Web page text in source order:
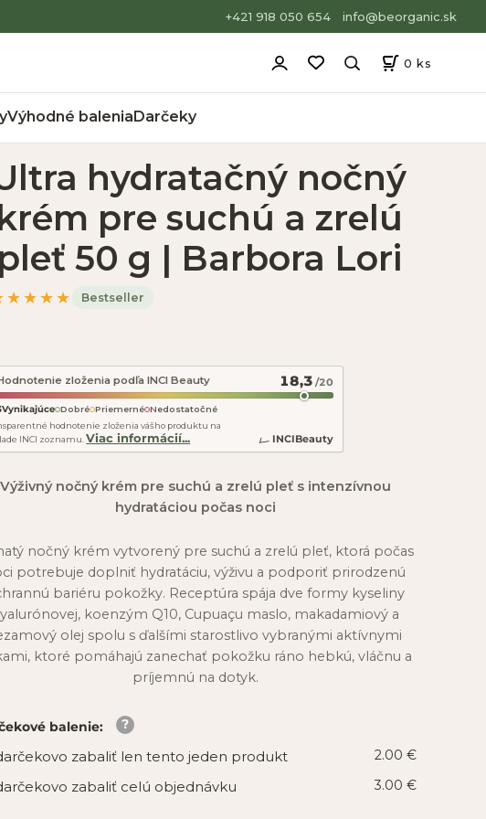
0 ks
+421 918 050 654 info@beorganic.sk
Výhodné baleniaDarčeky
hydratačný nočný
pre suchú a zrelú
pleť 50 g | Barbora Lori
Bestseller
zloženia podľa INCI Beauty 18,3 /20
Vynikajúce Dobré Priemerné Nedostatočné
hodnotenie zloženia vášho produktu na
INCI zoznamu.Viac informácií... INCIBeauty
Výživný nočný krém pre suchú a zrelú pleť s intenzívnou
hydratáciou počas noci
nočný krém vytvorený pre suchú a zrelú pleť, ktorá počas
potrebuje doplniť hydratáciu, výživu a podporiť prirodzenú
bariéru pokožky. Receptúra spája dve formy kyseliny
koenzým Q10, Cupuaçu maslo, makadamiový a
olej spolu s ďalšími starostlivo vybranými aktívnymi
ktoré pomáhajú zanechať pokožku ráno hebkú, vláčnu a
príjemnú na dotyk.
balenie:
zabaliť len tento jeden produkt 2.00 €
zabaliť celú objednávku 3.00 €